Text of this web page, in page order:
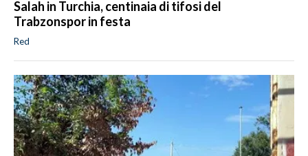
Salah in Turchia, centinaia di tifosi del
Trabzonspor in festa
Red